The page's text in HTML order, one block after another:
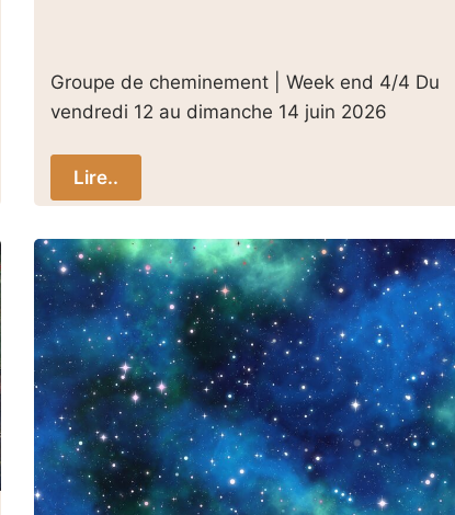
Groupe de cheminement | Week end 4/4 Du
vendredi 12 au dimanche 14 juin 2026
Lire..